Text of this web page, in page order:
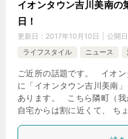
イオンタウン吉川美南
日！
更新日： 2017年10月10日 公開日
ライフスタイル
ニュース
ご近所の話題です。 イオ
に「イオンタウン吉川美南
あります。 こちら隣町（我
自宅からは割に近くて、 ち